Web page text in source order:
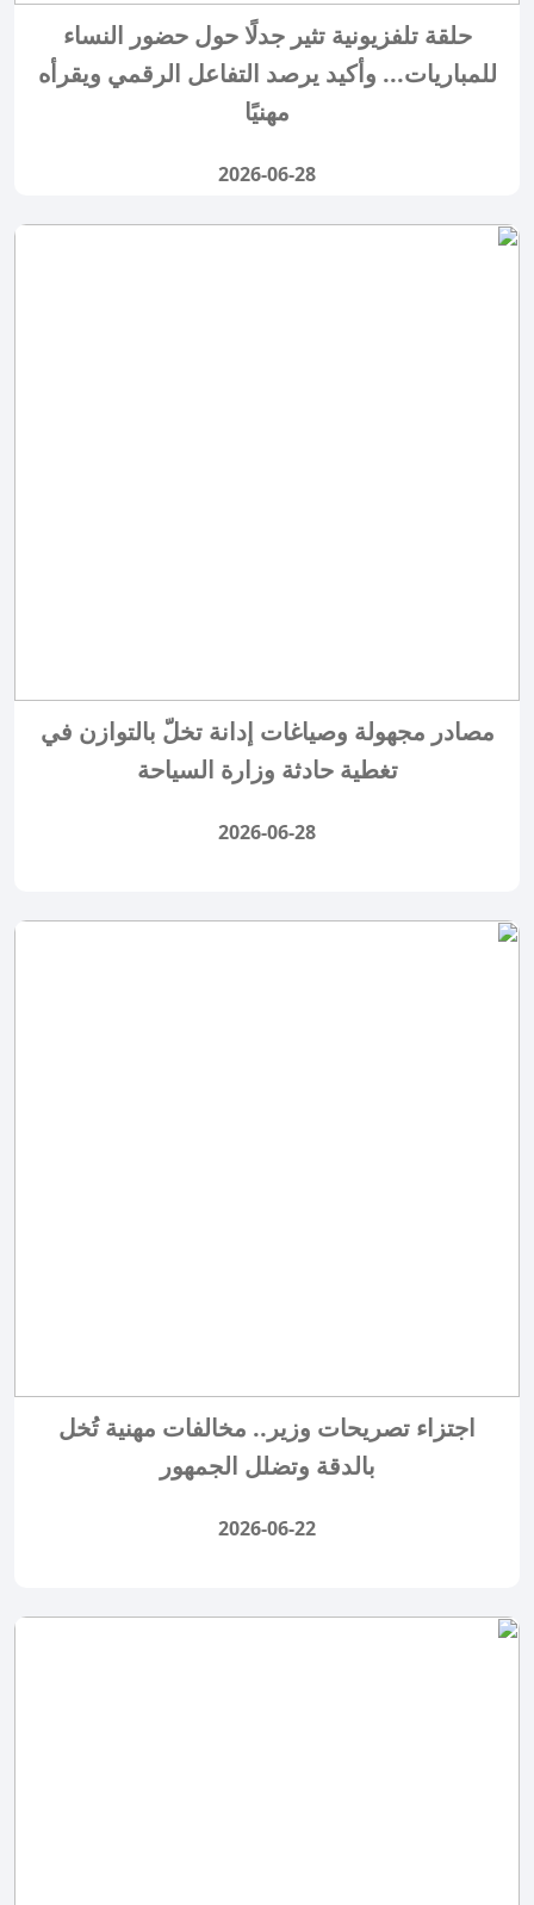
حلقة تلفزيونية تثير جدلًا حول حضور النساء
للمباريات... وأكيد يرصد التفاعل الرقمي ويقرأه
مهنيًا
2026-06-28
مصادر مجهولة وصياغات إدانة تخلّ بالتوازن في
تغطية حادثة وزارة السياحة
2026-06-28
اجتزاء تصريحات وزير.. مخالفات مهنية تُخل
بالدقة وتضلل الجمهور
2026-06-22